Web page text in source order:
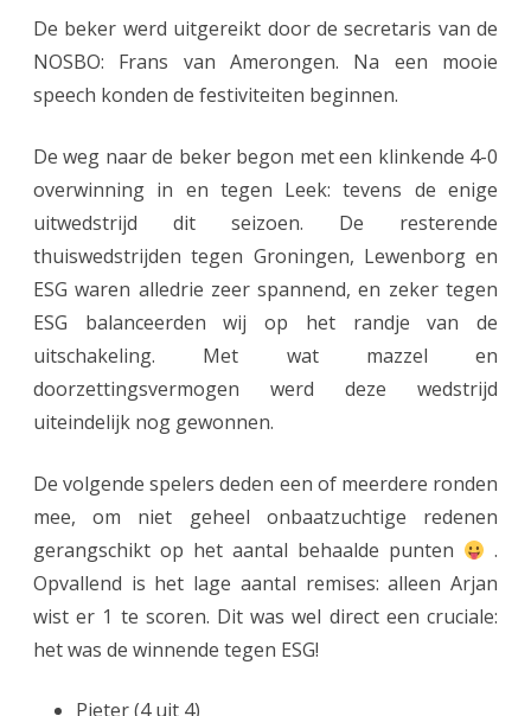
De beker werd uitgereikt door de secretaris van de
NOSBO: Frans van Amerongen. Na een mooie
speech konden de festiviteiten beginnen.
De weg naar de beker begon met een klinkende 4-0
overwinning in en tegen Leek: tevens de enige
uitwedstrijd dit seizoen. De resterende
thuiswedstrijden tegen Groningen, Lewenborg en
ESG waren alledrie zeer spannend, en zeker tegen
ESG balanceerden wij op het randje van de
uitschakeling. Met wat mazzel en
doorzettingsvermogen werd deze wedstrijd
uiteindelijk nog gewonnen.
De volgende spelers deden een of meerdere ronden
mee, om niet geheel onbaatzuchtige redenen
gerangschikt op het aantal behaalde punten
.
Opvallend is het lage aantal remises: alleen Arjan
wist er 1 te scoren. Dit was wel direct een cruciale:
het was de winnende tegen ESG!
Pieter (4 uit 4)